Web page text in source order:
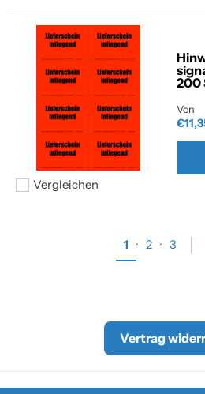
Hinzufügen zum vergleichen
Vergleichen
200
Von
1 · 2 · 3
Vertrag